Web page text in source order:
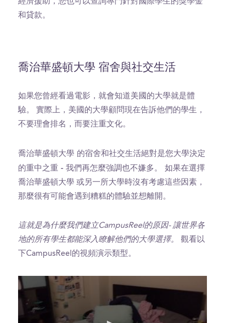
和貸款。
喬治華盛頓大學 宿舍與社交生活
如果您曾經看過電影，就會知道美國的大學就是體
驗。 實際上，美國的大學顧問現在告訴他們的學生，
不要理會排名，而要注重文化。
喬治華盛頓大學 的宿舍和社交生活絕對是您大學決定
的重中之重 - 我們再怎麼強調也不嫌多。
如果在選擇
喬治華盛頓大學 或另一所大學時沒有考慮這些因素，
那麼很有可能會遇到糟糕的體驗並想離開。
這就是為什麼我們建立CampusReel的原因- 讓世界各
地的所有學生都能深入瞭解他們的大學選擇。 觀看以
下CampusReel的視頻演示類型。